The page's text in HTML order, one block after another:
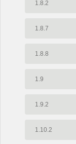
1.8.2
1.8.7
1.8.8
1.9
1.9.2
1.10.2